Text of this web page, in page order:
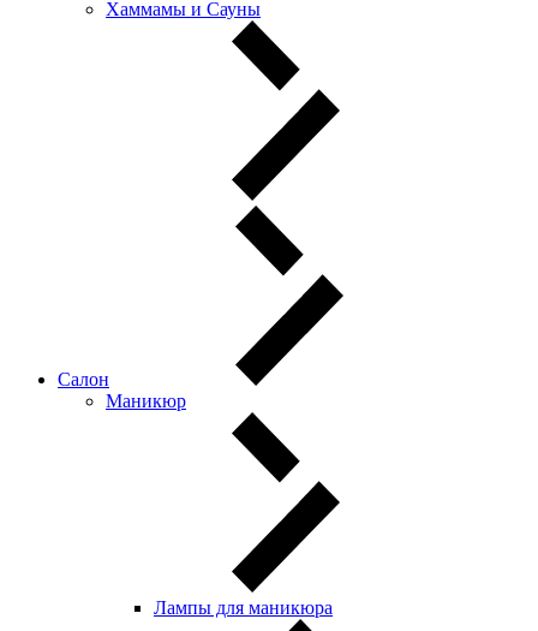
Хаммамы и Сауны
Салон
Маникюр
Лампы для маникюра